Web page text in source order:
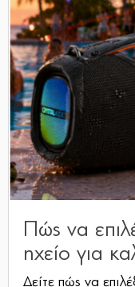
Πώς να
ηχείο για
Δείτε πώς να